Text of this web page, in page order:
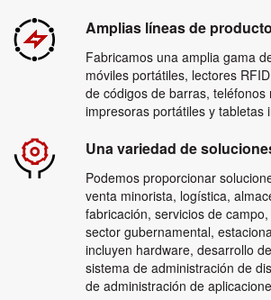
Amplias líneas de
Fabricamos una amplia gama
móviles portátiles, lectores
de códigos de barras, teléfonos
impresoras portátiles y tabletas
Una variedad de
Podemos proporcionar
venta minorista, logística,
fabricación, servicios de
sector gubernamental,
incluyen hardware, desarrollo
sistema de administración de
de administración de